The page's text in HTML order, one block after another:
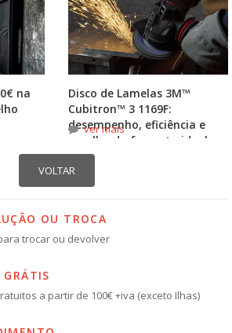
na
Disco de Lamelas 3M™
Cubitron™ 3 1169F:
desempenho, eficiência e
escolha do formato ideal
ver mais
OU TROCA
trocar ou devolver
a partir de 100€ +iva (exceto Ilhas)